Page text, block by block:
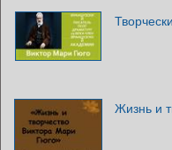
Жизнь и